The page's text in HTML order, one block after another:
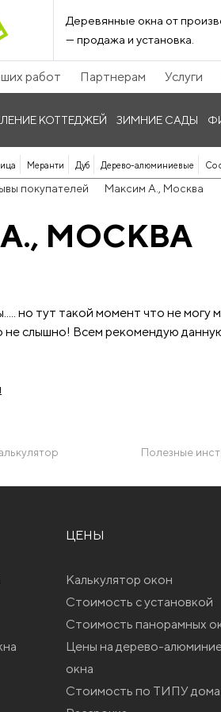
Деревянные окна от
— продажа и установка.
работ Партнерам Услуги
КОТТЕДЖЕЙ ЗИМНИЕ САДЫ
Меранти Дуб Дерево-алюминиевые Со
покупателей Максим А., Москва
МОСКВА
но тут такой момент что не
не слышно! Всем рекомендую
Полезные
ЦЕНЫ
Калькулятор окон
Стоимость с установкой
Стоимость панорамных
Цены на дерево-
окна
Стоимость по ТИПУ дома